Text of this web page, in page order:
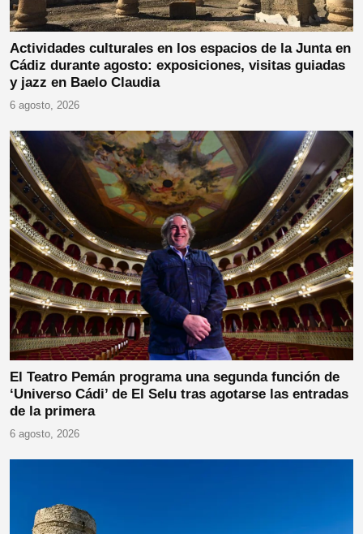
Actividades culturales en los espacios de la Junta en
Cádiz durante agosto: exposiciones, visitas guiadas
y jazz en Baelo Claudia
6 agosto, 2026
El Teatro Pemán programa una segunda función de
‘Universo Cádi’ de El Selu tras agotarse las entradas
de la primera
6 agosto, 2026